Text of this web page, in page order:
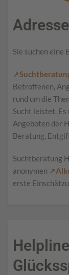
Sie suchen eine
↗
Betroffenen,
rund um die
Sucht leistet. Es
Angeboten der
Beratung,
Suchtberatung
anonymen ↗
erste